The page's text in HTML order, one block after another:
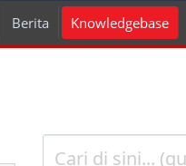
Berita Knowledgebase